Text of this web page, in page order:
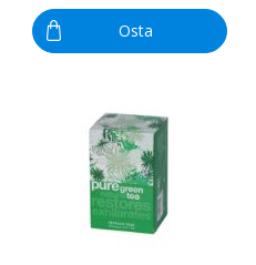
Osta